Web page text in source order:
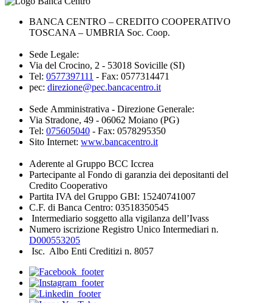
BANCA CENTRO – CREDITO COOPERATIVO
TOSCANA – UMBRIA Soc. Coop.
Sede Legale:
Via del Crocino, 2 - 53018 Sovicille (SI)
Tel: 0577397111 - Fax: 0577314471
pec: direzione@pec.bancacentro.it
Sede Amministrativa - Direzione Generale:
Via Stradone, 49 - 06062 Moiano (PG)
Tel: 075605040 - Fax: 0578295350
Sito Internet: www.bancacentro.it
Aderente al Gruppo BCC Iccrea
Partecipante al Fondo di garanzia dei depositanti del
Credito Cooperativo
Partita IVA del Gruppo GBI: 15240741007
C.F. di Banca Centro: 03518350545
Intermediario soggetto alla vigilanza dell’Ivass
Numero iscrizione Registro Unico Intermediari n.
D000553205
Isc. Albo Enti Creditizi n. 8057